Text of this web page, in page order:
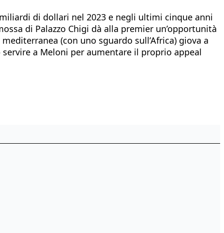
di dollari nel 2023 e negli ultimi cinque anni
di Palazzo Chigi dà alla premier un’opportunità
(con uno sguardo sull’Africa) giova a
a Meloni per aumentare il proprio appeal